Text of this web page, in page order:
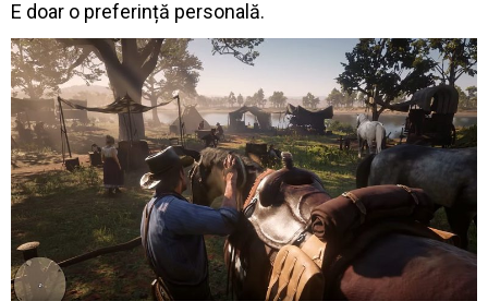
E doar o preferință personală.